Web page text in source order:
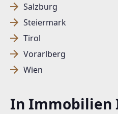
Salzburg
Steiermark
Tirol
Vorarlberg
Wien
In Immobilien